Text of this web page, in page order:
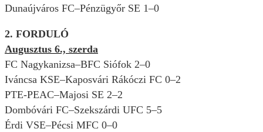
Dunaújváros FC–Pénzügyőr SE 1–0
2. FORDULÓ
Augusztus 6., szerda
FC Nagykanizsa–BFC Siófok 2–0
Iváncsa KSE–Kaposvári Rákóczi FC 0–2
PTE-PEAC–Majosi SE 2–2
Dombóvári FC–Szekszárdi UFC 5–5
Érdi VSE–Pécsi MFC 0–0